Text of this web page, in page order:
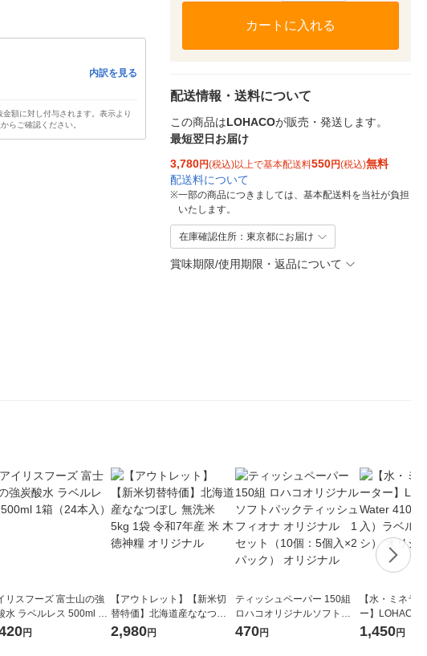
内訳を見る
額に対し付与されます。表示より
らご確認ください。
カートに入れる
配送情報・送料について
この商品はLOHACOが販売・発送します。
最短翌日お届け
3,780円(税込)以上で基本配送料550円(税込)無料
配送料について
※一部の商品につきましては、基本配送料を当社が負担
いたします。
在庫確認住所：東京都にお届け
賞味期限/使用期限・返品について
リスフーズ 富士山の強
水 ラベルレス 500ml 1
24本入）
円
【アウトレット】【新米切
替特価】北海道産ななつぼ
し 無洗米 5kg 1袋 令和7年産
2,980円
ティッシュペーパー 150組
ロハコオリジナルソフトパ
ックティッシュ フィオナ オ
470円
【水・ミネラ
ー】LOHACO
1箱（20本入
1,450円